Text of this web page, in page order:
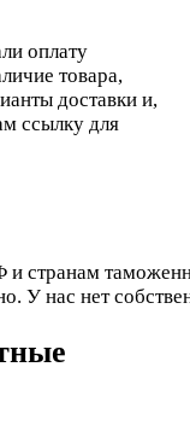
оплату
товара,
доставки и,
ссылку для
и странам
У нас нет